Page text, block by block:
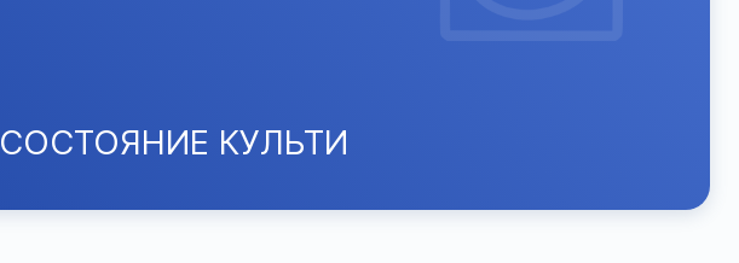
СОСТОЯНИЕ КУЛЬТИ